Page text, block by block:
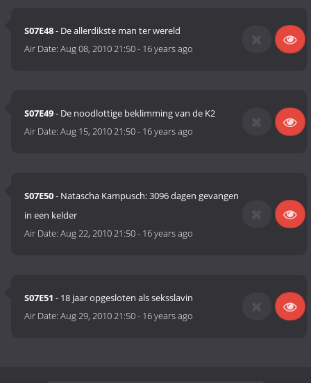
S07E48- De allerdikste man ter wereld
Air Date:Aug 08, 2010 21:50- 16 years ago
S07E49- De noodlottige beklimming van de K2
Air Date:Aug 15, 2010 21:50- 16 years ago
S07E50- Natascha Kampusch: 3096 dagen gevangen
in een kelder
Air Date:Aug 22, 2010 21:50- 16 years ago
S07E51 - 18 jaar opgesloten als seksslavin
Air Date:Aug 29, 2010 21:50- 16 years ago